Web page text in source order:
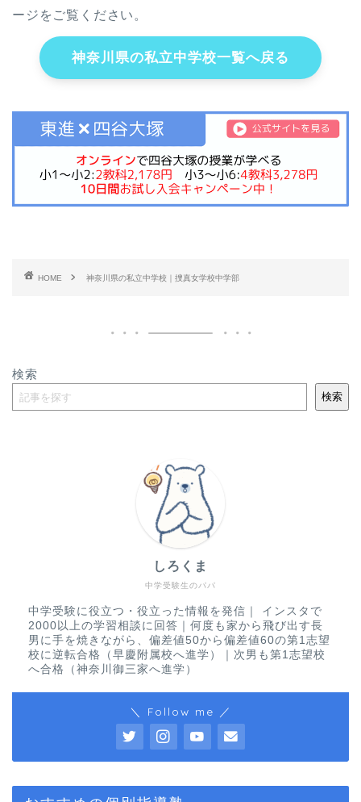
ージをご覧ください。
神奈川県の私立中学校一覧へ戻る
HOME 神奈川県の私立中学校｜捜真女学校中学部
検索
検索
中学受験生のパパ
しろくま
中学受験に役立つ・役立った情報を発信｜ インスタで
2000以上の学習相談に回答｜何度も家から飛び出す長
男に手を焼きながら、偏差値50から偏差値60の第1志望
校に逆転合格（早慶附属校へ進学）｜次男も第1志望校
へ合格（神奈川御三家へ進学）
＼ Follow me ／